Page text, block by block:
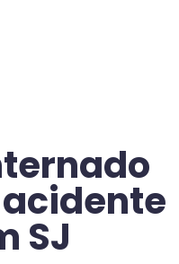
acidente
SJ